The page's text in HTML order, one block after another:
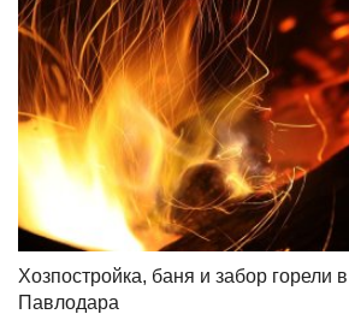
Хозпостройка, баня и забор горели
Павлодара